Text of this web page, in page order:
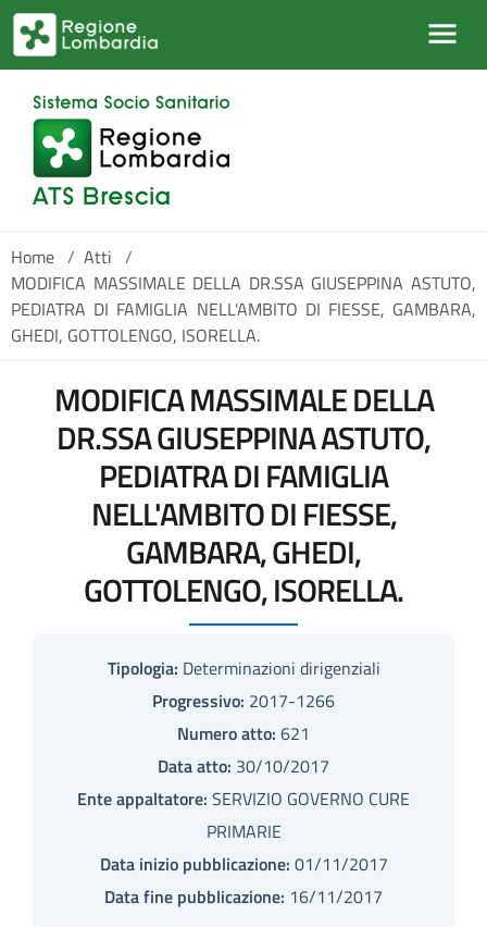
Salta al contenuto principale
Home / Atti /
MODIFICA MASSIMALE DELLA DR.SSA GIUSEPPINA ASTUTO,
PEDIATRA DI FAMIGLIA NELL'AMBITO DI FIESSE, GAMBARA,
GHEDI, GOTTOLENGO, ISORELLA.
MODIFICA MASSIMALE DELLA
DR.SSA GIUSEPPINA ASTUTO,
PEDIATRA DI FAMIGLIA
NELL'AMBITO DI FIESSE,
GAMBARA, GHEDI,
GOTTOLENGO, ISORELLA.
Tipologia: Determinazioni dirigenziali
Progressivo: 2017-1266
Numero atto: 621
Data atto: 30/10/2017
Ente appaltatore: SERVIZIO GOVERNO CURE
PRIMARIE
Data inizio pubblicazione: 01/11/2017
Data fine pubblicazione: 16/11/2017